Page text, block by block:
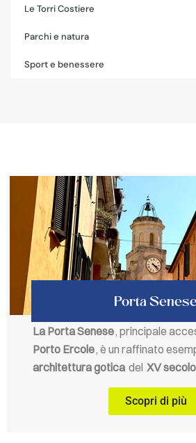
Le Torri Costiere
Parchi e natura
Sport e benessere
Porta
La Porta Senese, principale
Porto Ercole, è un raffinato
architettura gotica del XV secolo
Scopri di più